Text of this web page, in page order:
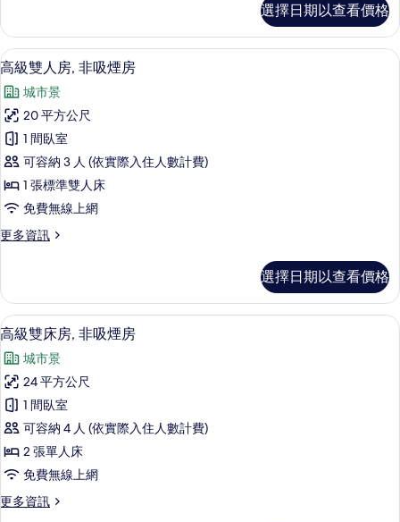
房
(Superior)
的
所
有
相
片
雙
人
房,
吸
煙
房
(Superior)
的
詳
情
選擇日期以查看價格
顯
示
高
級
雙
人
房,
非
吸
房
的
所
有
相
片
客房內保險箱、遮光布/窗簾、熨斗/
6
高級雙人房, 非吸煙房
城市景
20 平方公尺
1 間臥室
可容納 3 人 (依實際入住人數計費)
1 張標準雙人床
免費無線上網
更多資訊
更
雙
人
房,
吸
煙
房
的
詳
情
選擇日期以查看價格
顯
示
高
級
雙
床
房,
非
吸
客房內保險箱、遮光布/窗簾、熨斗/
6
高級雙床房, 非吸煙房
城市景
24 平方公尺
1 間臥室
可容納 4 人 (依實際入住人數計費)
2 張單人床
免費無線上網
更多資訊
更